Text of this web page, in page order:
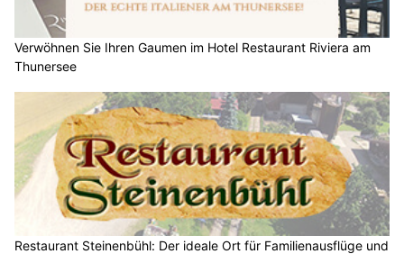
Verwöhnen Sie Ihren Gaumen im Hotel Restaurant Riviera am
Thunersee
Restaurant Steinenbühl: Der ideale Ort für Familienausflüge und